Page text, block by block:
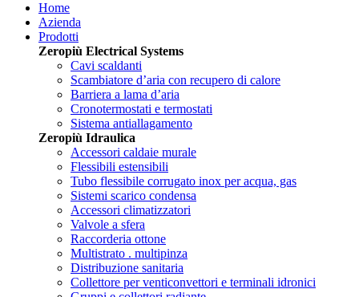
Home
Azienda
Prodotti
Zeropiù Electrical Systems
Cavi scaldanti
Scambiatore d’aria con recupero di calore
Barriera a lama d’aria
Cronotermostati e termostati
Sistema antiallagamento
Zeropiù Idraulica
Accessori caldaie murale
Flessibili estensibili
Tubo flessibile corrugato inox per acqua, gas
Sistemi scarico condensa
Accessori climatizzatori
Valvole a sfera
Raccorderia ottone
Multistrato . multipinza
Distribuzione sanitaria
Collettore per venticonvettori e terminali idronici